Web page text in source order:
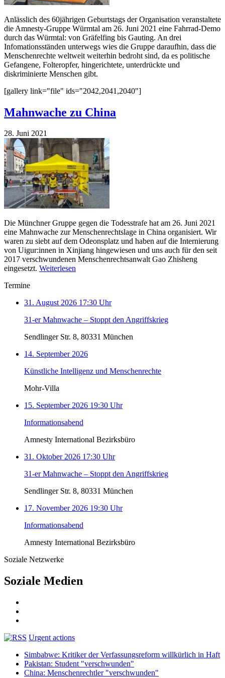
Anlässlich des 60jährigen Geburtstags der Organisation veranstaltete
die Amnesty-Gruppe Würmtal am 26. Juni 2021 eine Fahrrad-Demo
durch das Würmtal: von Gräfelfing bis Gauting. An drei
Infomationsständen unterwegs wies die Gruppe daraufhin, dass die
Menschenrechte weltweit weiterhin bedroht sind, da es politische
Gefangene, Folteropfer, hingerichtete, unterdrückte und
diskriminierte Menschen gibt.
[gallery link="file" ids="2042,2041,2040"]
Mahnwache zu China
28. Juni 2021
Die Münchner Gruppe gegen die Todesstrafe hat am 26. Juni 2021
eine Mahnwache zur Menschenrechtslage in China organisiert. Wir
waren zu siebt auf dem Odeonsplatz und haben auf die Internierung
von Uigur:innen in Xinjiang hingewiesen und uns auch für den seit
2017 verschwundenen Menschenrechtsanwalt Gao Zhisheng
eingesetzt. Weiterlesen
Termine
31. August 2026 17:30 Uhr
31-er Mahnwache – Stoppt den Angriffskrieg
Sendlinger Str. 8, 80331 München
14. September 2026
Künstliche Intelligenz und Menschenrechte
Mohr-Villa
15. September 2026 19:30 Uhr
Informationsabend
Amnesty International Bezirksbüro
31. Oktober 2026 17:30 Uhr
31-er Mahnwache – Stoppt den Angriffskrieg
Sendlinger Str. 8, 80331 München
17. November 2026 19:30 Uhr
Informationsabend
Amnesty International Bezirksbüro
Soziale Netzwerke
Soziale Medien
Urgent actions
Simbabwe: Kritiker der Verfassungsreform willkürlich in Haft
Pakistan: Student "verschwunden"
China: Menschenrechtler "verschwunden"